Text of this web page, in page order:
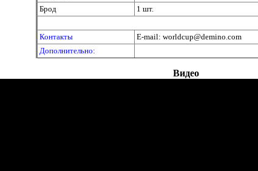
Брод 1 шт.
Контакты
E-mail: worldcup@demino.com
Дополнительно:
Видео